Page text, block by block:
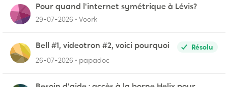
Pour quand l'internet symétrique à Lévis?
29-07-2026 Voork
Bell #1, videotron #2, voici pourquoi
Résolu
26-07-2026
papadoc